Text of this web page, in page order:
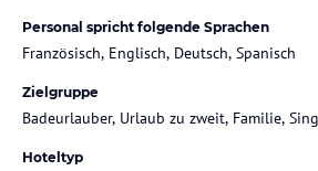
Personal spricht folgende Sprachen
Französisch, Englisch, Deutsch, Spanisch
Zielgruppe
Badeurlauber, Urlaub zu zweit, Familie,
Hoteltyp